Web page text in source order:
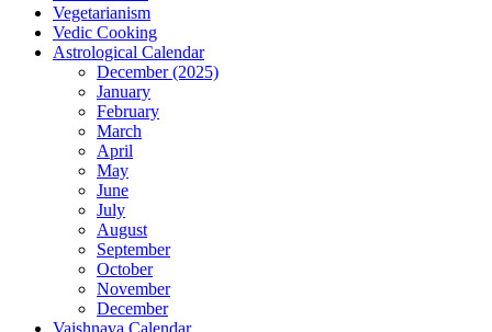
Vegetarianism
Vedic Cooking
Astrological Calendar
December (2025)
January
February
March
April
May
June
July
August
September
October
November
December
Vaishnava Calendar